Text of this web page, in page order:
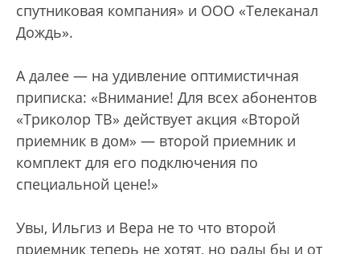
спутниковая компания» и ООО «Телеканал
Дождь».
А далее — на удивление оптимистичная
приписка: «Внимание! Для всех абонентов
«Триколор ТВ» действует акция «Второй
приемник в дом» — второй приемник и
комплект для его подключения по
специальной цене!»
Увы, Ильгиз и Вера не то что второй
приемник теперь не хотят, но рады бы и от